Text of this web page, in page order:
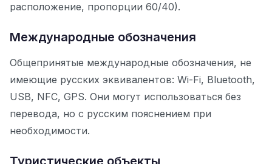
расположение, пропорции 60/40).
Международные обозначения
Общепринятые международные обозначения, не
имеющие русских эквивалентов: Wi-Fi, Bluetooth,
USB, NFC, GPS. Они могут использоваться без
перевода, но с русским пояснением при
необходимости.
Туристические объекты